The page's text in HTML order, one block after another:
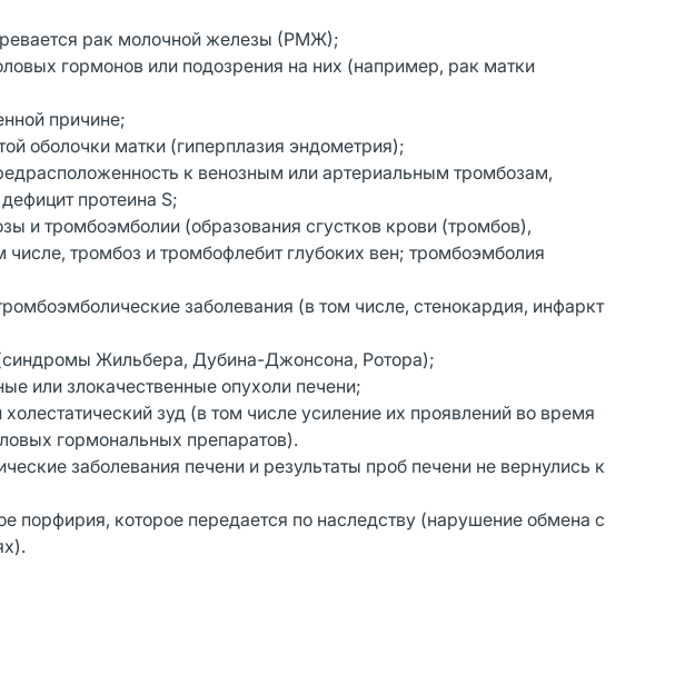
рак молочной железы (РМЖ);
гормонов или подозрения на них (например, рак матки
причине;
оболочки матки (гиперплазия эндометрия);
к венозным или артериальным тромбозам,
протеина S;
и тромбоэмболии (образования сгустков крови (тромбов),
тромбоз и тромбофлебит глубоких вен; тромбоэмболия
заболевания (в том числе, стенокардия, инфаркт
Жильбера, Дубина-Джонсона, Ротора);
или злокачественные опухоли печени;
зуд (в том числе усиление их проявлений во время
гормональных препаратов).
заболевания печени и результаты проб печени не вернулись к
порфирия, которое передается по наследству (нарушение обмена с